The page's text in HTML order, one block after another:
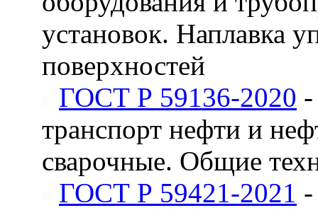
установок. Наплавка
поверхностей
ГОСТ Р 59136-2020
транспорт нефти и
сварочные. Общие
ГОСТ Р 59421-2021